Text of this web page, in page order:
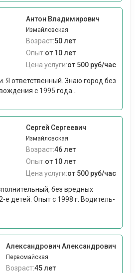
Антон Владимирович
Измайловская
Возраст:50 лет
Опыт:от 10 лет
Цена услуги:от 500 руб/час
Я ответственный. Знаю город без
с 1995 года...
Сергей Сергеевич
Измайловская
Возраст:46 лет
Опыт:от 10 лет
Цена услуги:от 500 руб/час
без вредных
е детей. Опыт с 1998 г. Водитель-
Александрович Александрович
Первомайская
Возраст:45 лет